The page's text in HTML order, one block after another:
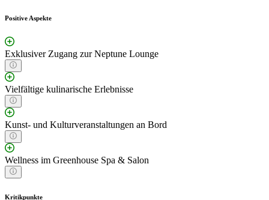
Positive Aspekte
Exklusiver Zugang zur Neptune Lounge
Vielfältige kulinarische Erlebnisse
Kunst- und Kulturveranstaltungen an Bord
Wellness im Greenhouse Spa & Salon
Kritikpunkte